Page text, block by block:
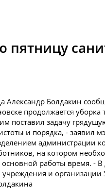
пятницу
Александр Болдакин
продолжается уборка
поставил задачу
и порядка, - заявил
администрации
на котором
работы время. -
и организации